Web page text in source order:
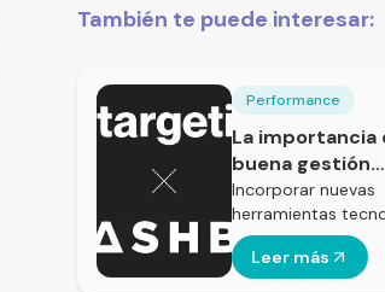
También te puede interesar:
Performance
La importancia
buena gestión
presupuestaria
Incorporar nuevas
herramientas
Leer más